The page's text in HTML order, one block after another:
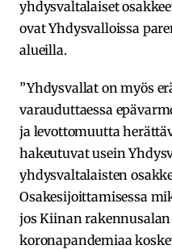
yhdysvaltalaiset
ovat Yhdysvalloissa
alueilla.
”Yhdysvallat on myös
varauduttaessa
ja levottomuutta
hakeutuvat usein
yhdysvaltalaisten
Osakesijoittamisessa
jos Kiinan
koronapandemiaa